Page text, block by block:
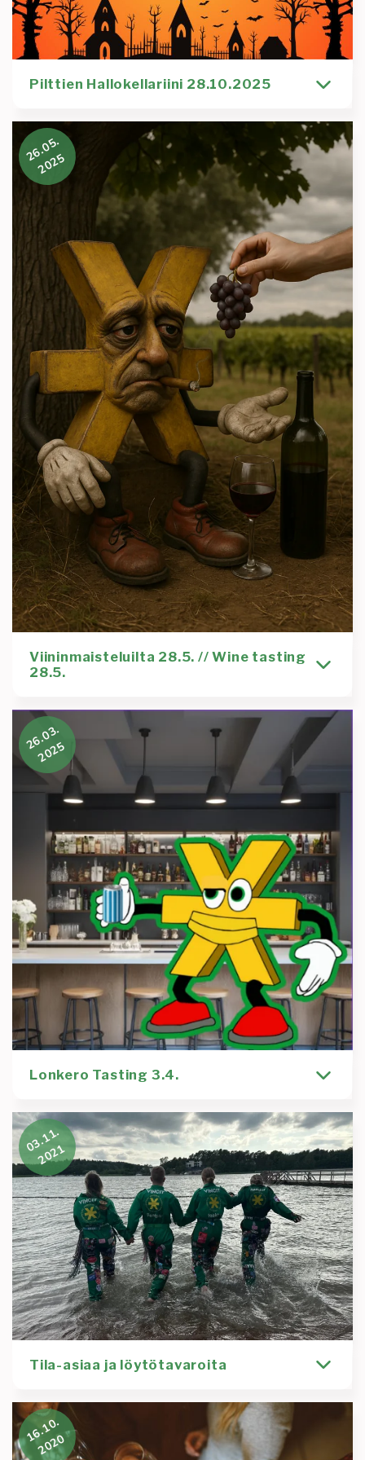
Pilttien Hallokellariini 28.10.2025
In English below Pelottavan huisaa lokakuuta piltit!
On aika Halloween seasonin ja viimeisen virallisen
pilttitapahtuman👀
Kirjoittaja
Sara Tognetty
Tapahtuma
halloween
hengailua
kivaa yhteistä tekemistä
kysymyksiä
nukkuma piltit tuutorit
Lue lisää
:
Pilttien
Hallokellariini
28.10.2025
26.05.
2025
Viininmaisteluilta 28.5. // Wine tasting
28.5.
In english below Huijasimme sinua kuin vanhaa
koiraa.Tämä on tämän kevään viimeinen tapahtuma.
Tämän vuoden
Kirjoittaja
Tommi Salo
Tapahtuma
afterwork
chillisti
kulttuuri
nukkuma
Lue lisää
:
28.5.
//
Wine
tasting
28.5.
26.03.
2025
Lonkero Tasting 3.4.
In English below Let’s go lehmät, navetta kytee. Eli
semmosta settiä ois luvassa kuin long
Kirjoittaja
Tommi Salo
Tapahtuma
kulttuuri lonkerotasting nukkuma
tapahtuma
Lue lisää
:
Lonkero
Tasting
3.4.
03.11.
2021
Tila-asiaa ja löytötavaroita
Toimistokäytävän naulakoihin on kertynyt
ylimääräistä tavaraa, joten jäsenistöä pyydetään
keräämään omaisuutensa talteen. Kaikki
16.10.
2020